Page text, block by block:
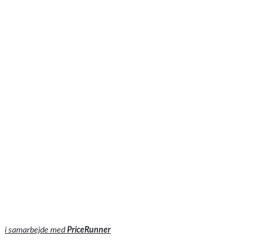
i samarbejde med PriceRunner